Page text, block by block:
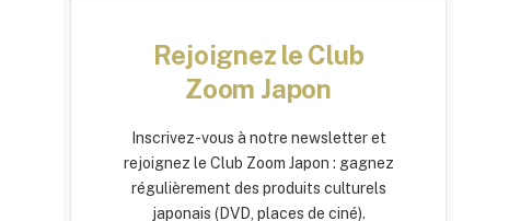
Rejoignez le Club
Zoom Japon
Inscrivez-vous à notre newsletter et
rejoignez le Club Zoom Japon : gagnez
régulièrement des produits culturels
japonais (DVD, places de ciné).